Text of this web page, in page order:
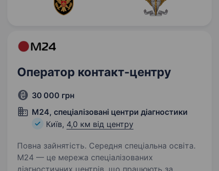
Оператор контакт-центру
30 000 грн
М24, спеціалізовані центри діагностики
Київ, 4,0 км від центру
Повна зайнятість. Середня спеціальна освіта.
М24 — це мережа спеціалізованих
діагностичних центрів, що працюють за